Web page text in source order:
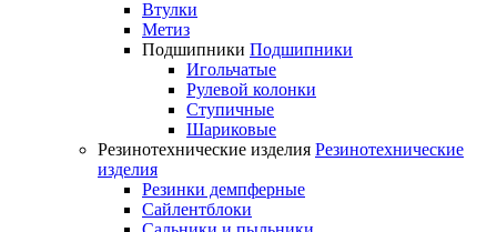
Втулки
Метиз
Подшипники Подшипники
Игольчатые
Рулевой колонки
Ступичные
Шариковые
Резинотехнические изделия Резинотехнические
изделия
Резинки демпферные
Сайлентблоки